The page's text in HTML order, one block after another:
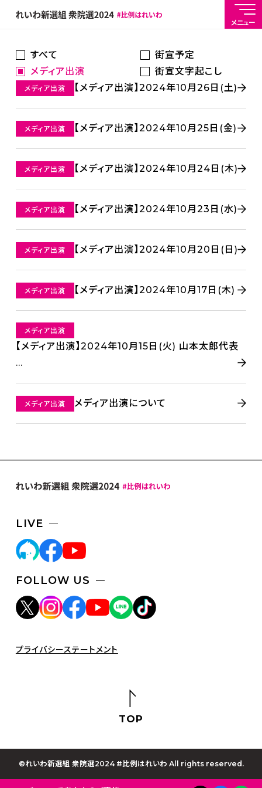
メニュー
すべて
街宣予定
メディア出演
街宣文字起こし
メディア出演 【メディア出演】2024年10月26日(土)
メディア出演 【メディア出演】2024年10月25日(金)
メディア出演 【メディア出演】2024年10月24日(木)
メディア出演 【メディア出演】2024年10月23日(水)
メディア出演 【メディア出演】2024年10月20日(日)
メディア出演 【メディア出演】2024年10月17日(木)
メディア出演
【メディア出演】2024年10月15日(火) 山本太郎代表
...
メディア出演 メディア出演について
LIVE
FOLLOW US
プライバシーステートメント
TOP
©れいわ新選組 衆院選2024 #比例はれいわ All rights reserved.